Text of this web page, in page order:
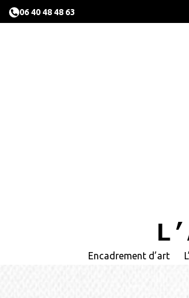
06 40 48 48 63
Encadrement d’art